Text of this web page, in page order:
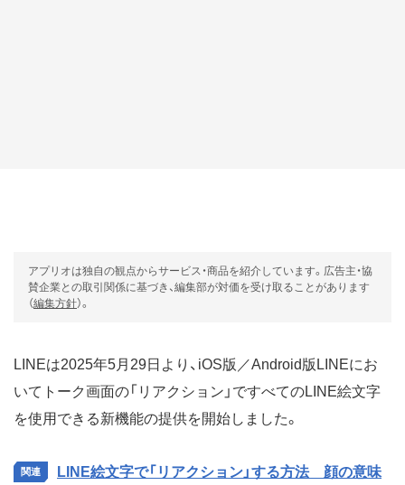
アプリオは独自の観点からサービス・商品を紹介しています。広告主・協
賛企業との取引関係に基づき、編集部が対価を受け取ることがあります
（編集方針）。
LINEは2025年5月29日より、iOS版／Android版LINEにお
いてトーク画面の「リアクション」ですべてのLINE絵文字
を使用できる新機能の提供を開始しました。
LINE絵文字で「リアクション」する方法 顔の意味